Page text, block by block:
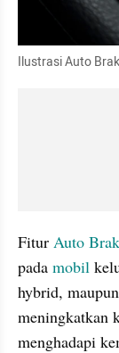
Ilustrasi Auto
Fitur Auto
pada mobil
hybrid,
meningkatkan
menghadapi